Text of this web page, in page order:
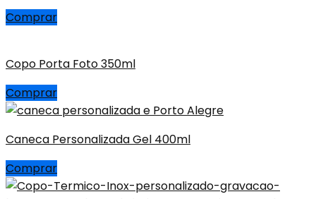
Comprar
Copo Porta Foto 350ml
Comprar
Caneca Personalizada Gel 400ml
Comprar